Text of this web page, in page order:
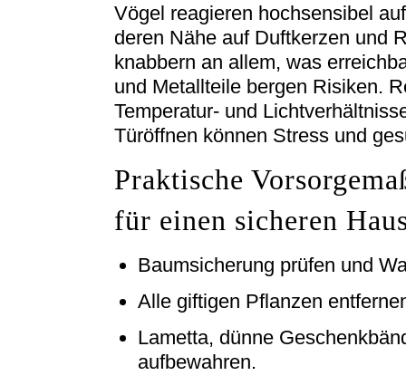
Vögel reagieren hochsensibel
deren Nähe auf Duftkerzen und
knabbern an allem, was
und Metallteile bergen Risiken.
Temperatur- und
Türöffnen können Stress und
Praktische
für einen sicheren
Baumsicherung prüfen und
Alle giftigen Pflanzen
Lametta, dünne
aufbewahren.